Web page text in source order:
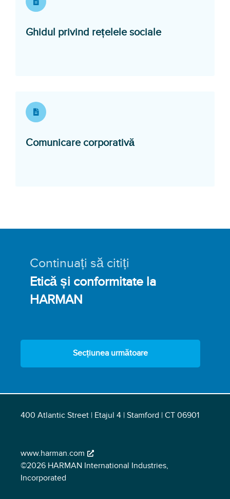
Ghidul privind rețelele socialeOpens in a
Comunicare corporativăOpens in a new
Continuați să citiți
Etică și conformitate la
HARMAN
Secțiunea următoare
400 Atlantic Street | Etajul 4 | Stamford | CT 06901
www.harman.com
©2026 HARMAN International Industries,
Incorporated